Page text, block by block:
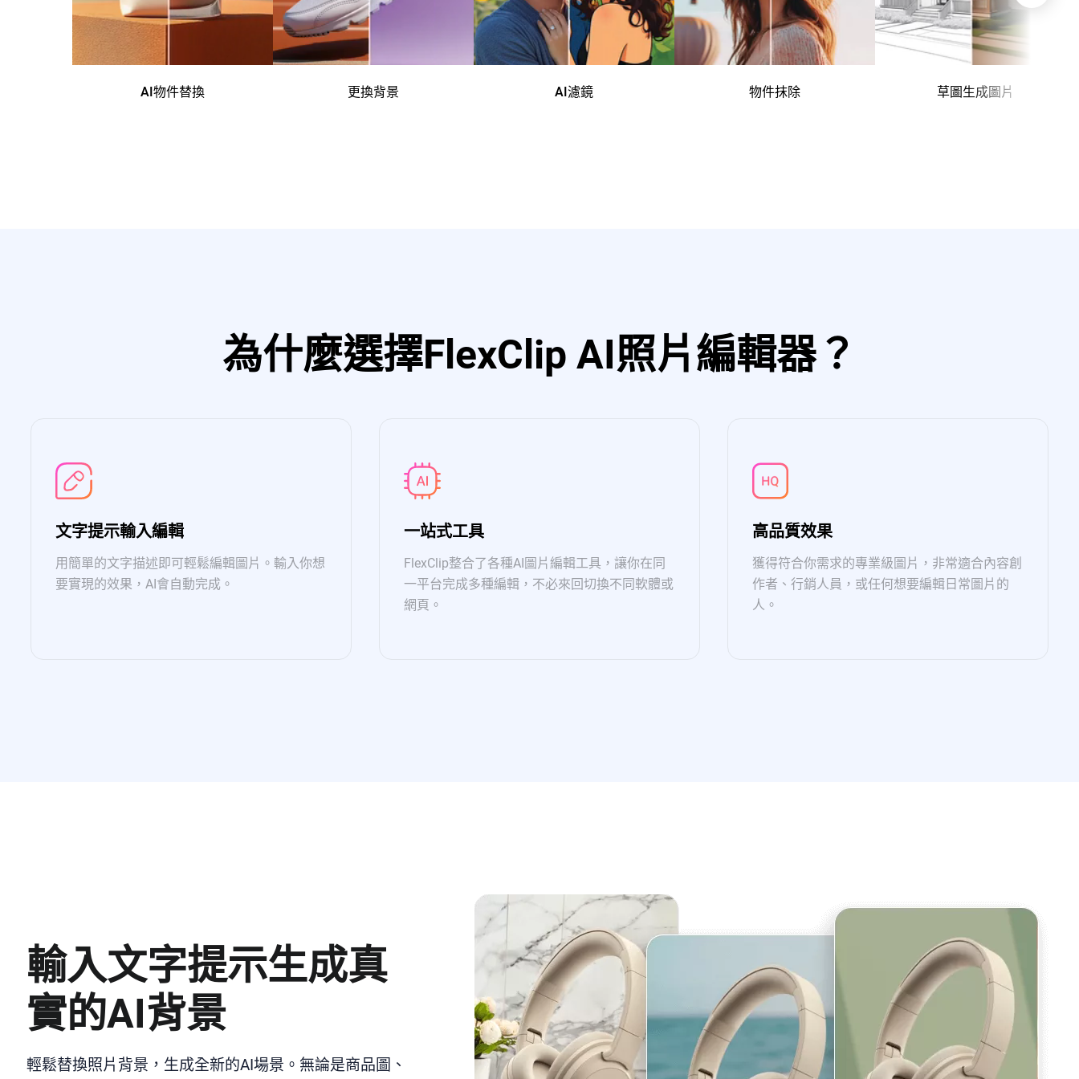
AI物件替換 更換背景 AI濾鏡 物件抹除 草圖生成圖片
為什麼選擇FlexClip AI照片編輯器？
文字提示輸入編輯
用簡單的文字描述即可輕鬆編輯圖片。輸入你想
要實現的效果，AI會自動完成。
一站式工具
FlexClip整合了各種AI圖片編輯工具，讓你在同
一平台完成多種編輯，不必來回切換不同軟體或
網頁。
高品質效果
獲得符合你需求的專業級圖片，非常適合內容創
作者、行銷人員，或任何想要編輯日常圖片的
人。
輸入文字提示生成真
實的AI背景
輕鬆替換照片背景，生成全新的AI場景。無論是商品圖、